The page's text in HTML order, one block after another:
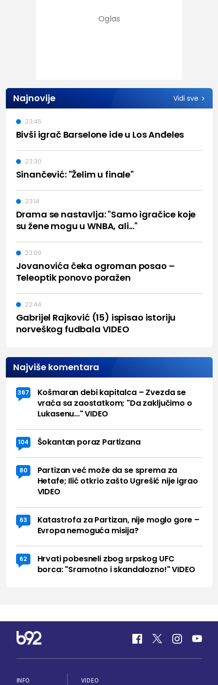
Najnovije Vidi sve
Bivši igrač Barselone ide u Los Anđeles
23:45
Sinančević: "Želim u finale"
23:30
Drama se nastavlja: "Samo igračice koje
su žene mogu u WNBA, ali..."
23:14
Jovanovića čeka ogroman posao –
Teleoptik ponovo poražen
23:00
Gabrijel Rajković (15) ispisao istoriju
norveškog fudbala VIDEO
22:44
Najviše komentara
367
Košmaran debi kapitalca – Zvezda se
vraća sa zaostatkom; "Da zaključimo o
Lukasenu..." VIDEO
104 Šokantan poraz Partizana
80
Partizan već može da se sprema za
Hetafe; Ilić otkrio zašto Ugrešić nije igrao
VIDEO
63
Katastrofa za Partizan, nije moglo gore –
Evropa nemoguća misija?
62
Hrvati pobesneli zbog srpskog UFC
borca: "Sramotno i skandalozno!" VIDEO
INFO
VIDEO